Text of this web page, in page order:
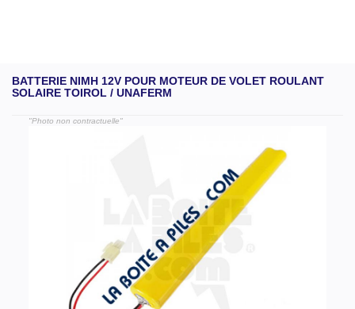
BATTERIE NIMH 12V POUR MOTEUR DE VOLET ROULANT
SOLAIRE TOIROL / UNAFERM
"Photo non contractuelle"